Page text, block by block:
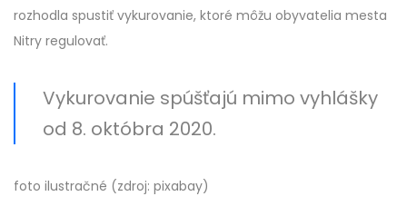
rozhodla spustiť vykurovanie, ktoré môžu obyvatelia mesta
Nitry regulovať.
Vykurovanie spúšťajú mimo vyhlášky
od 8. októbra 2020.
foto ilustračné (zdroj: pixabay)